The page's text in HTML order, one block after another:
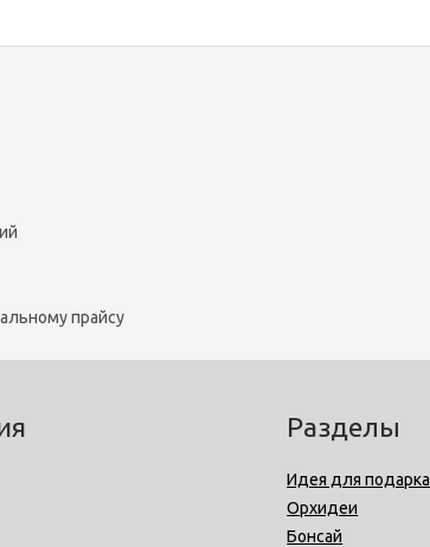
прайсу
Разделы
Идея для подарка
Орхидеи
Бонсай